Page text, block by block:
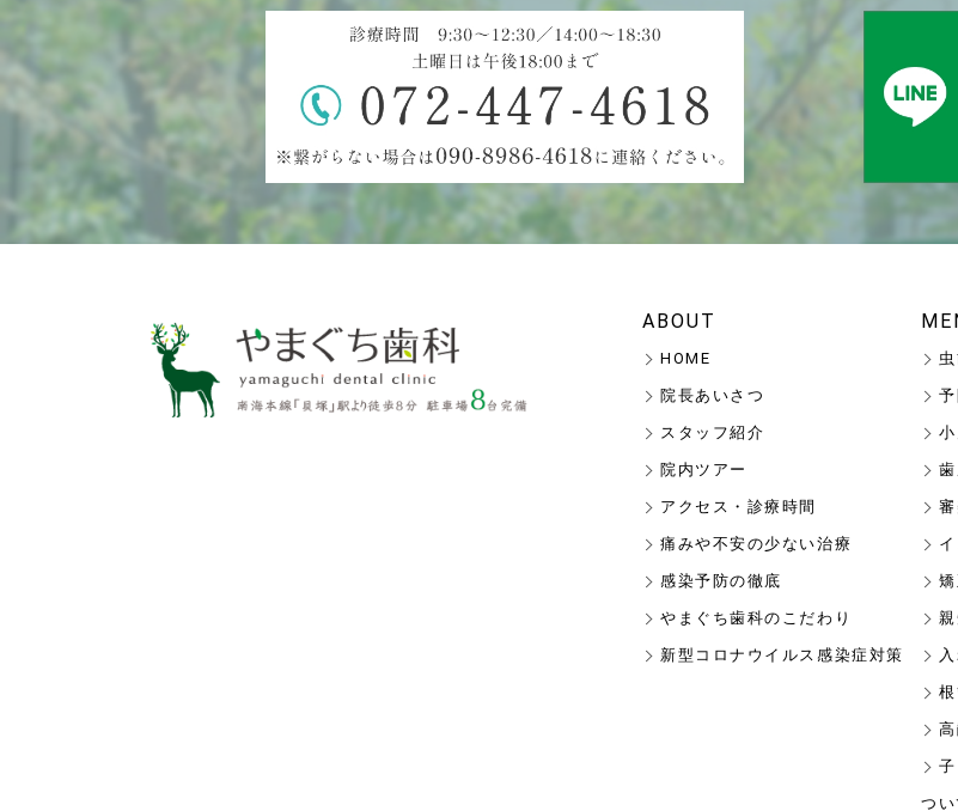
ABOUT
HOME
院長あいさつ
スタッフ紹介
院内ツアー
アクセス・診療時間
痛みや不安の少ない治療
感染予防の徹底
やまぐち歯科のこだわり
新型コロナウイルス感染症対策
つい